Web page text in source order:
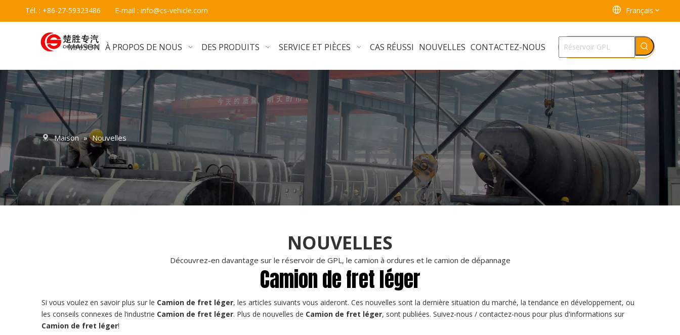
Tél. : +86-27-59323486 E-mail : info@cs-vehicle.com Français
MAISON À PROPOS DE NOUS DES PRODUITS SERVICE ET PIÈCES CAS RÉUSSI NOUVELLES CONTACTEZ-NOUS
Maison » Nouvelles
NOUVELLES
Découvrez-en davantage sur le réservoir de GPL, le camion à ordures et le camion de dépannage
Camion de fret léger
Si vous voulez en savoir plus sur le Camion de fret léger, les articles suivants vous aideront. Ces nouvelles sont la dernière situation du marché, la tendance en développement, ou
les conseils connexes de l’industrie Camion de fret léger. Plus de nouvelles de Camion de fret léger, sont publiées. Suivez-nous / contactez-nous pour plus d'informations sur
Camion de fret léger!